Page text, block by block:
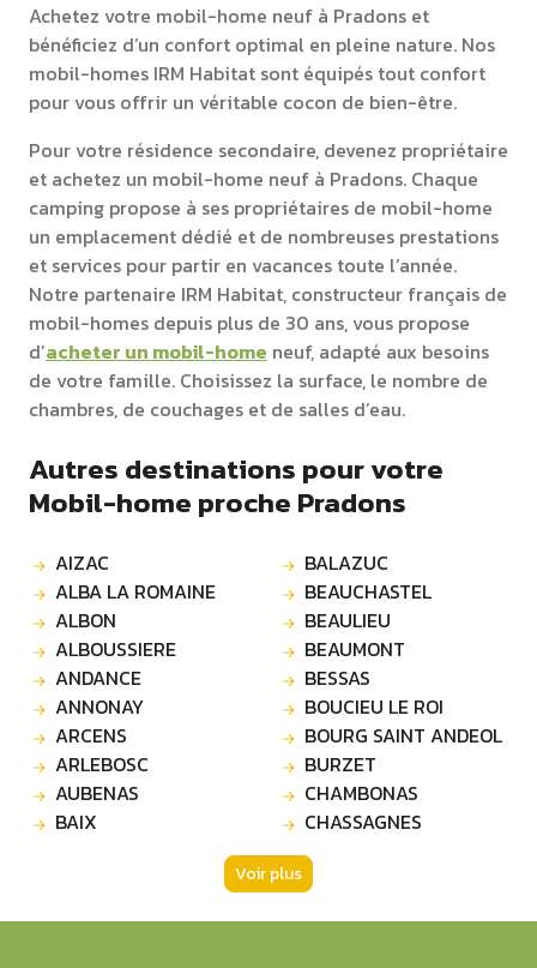
Achetez votre mobil-home neuf à Pradons et
bénéficiez d’un confort optimal en pleine nature. Nos
mobil-homes IRM Habitat sont équipés tout confort
pour vous offrir un véritable cocon de bien-être.
Pour votre résidence secondaire, devenez propriétaire
et achetez un mobil-home neuf à Pradons. Chaque
camping propose à ses propriétaires de mobil-home
un emplacement dédié et de nombreuses prestations
et services pour partir en vacances toute l’année.
Notre partenaire IRM Habitat, constructeur français de
mobil-homes depuis plus de 30 ans, vous propose
d’acheter un mobil-home neuf, adapté aux besoins
de votre famille. Choisissez la surface, le nombre de
chambres, de couchages et de salles d’eau.
Autres destinations pour votre
Mobil-home proche Pradons
AIZAC
ALBA LA ROMAINE
ALBON
ALBOUSSIERE
ANDANCE
ANNONAY
ARCENS
ARLEBOSC
AUBENAS
BAIX
BALAZUC
BEAUCHASTEL
BEAULIEU
BEAUMONT
BESSAS
BOUCIEU LE ROI
BOURG SAINT ANDEOL
BURZET
CHAMBONAS
CHASSAGNES
Voir plus